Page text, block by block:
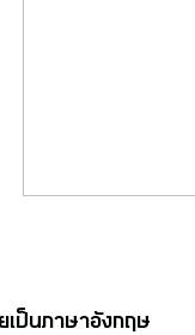
เป็นภาษาอังกฤษ